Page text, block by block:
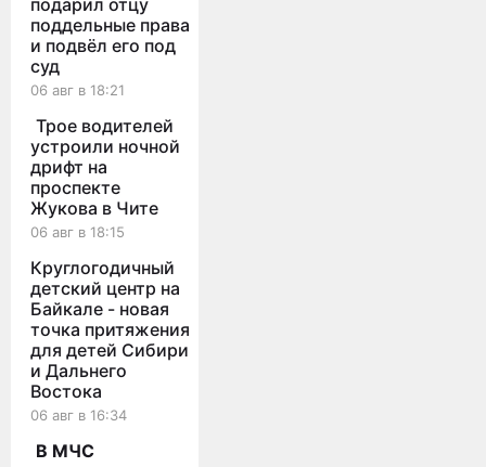
подарил отцу
поддельные права
и подвёл его под
суд
06 авг в 18:21
Трое водителей
устроили ночной
дрифт на
проспекте
Жукова в Чите
06 авг в 18:15
Круглогодичный
детский центр на
Байкале - новая
точка притяжения
для детей Сибири
и Дальнего
Востока
06 авг в 16:34
В МЧС